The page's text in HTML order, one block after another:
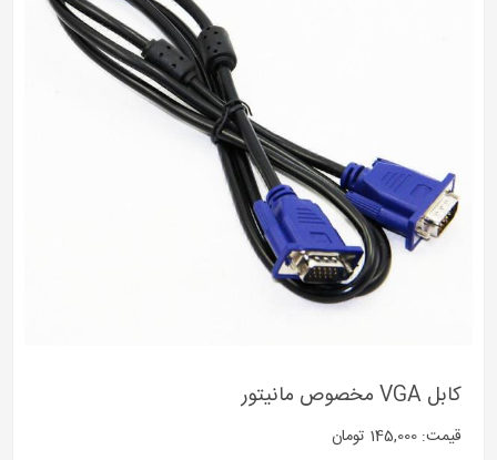
کابل VGA مخصوص مانیتور
قیمت: 145,000 تومان